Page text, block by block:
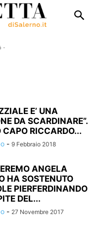
-
E’ UNA
DA SCARDINARE”.
CAPO RICCARDO...
- 9 Febbraio 2018
ANGELA
HA SOSTENUTO
PIERFERDINANDO
DEL...
- 27 Novembre 2017